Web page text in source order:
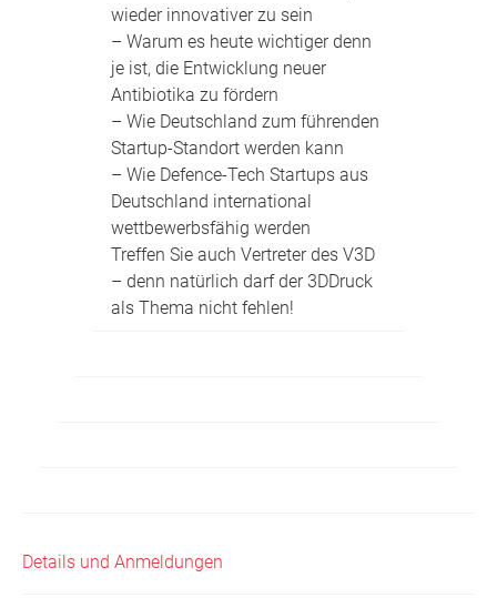
wieder innovativer zu sein
– Warum es heute wichtiger denn
je ist, die Entwicklung neuer
Antibiotika zu fördern
– Wie Deutschland zum führenden
Startup-Standort werden kann
– Wie Defence-Tech Startups aus
Deutschland international
wettbewerbsfähig werden
Treffen Sie auch Vertreter des V3D
– denn natürlich darf der 3DDruck
als Thema nicht fehlen!
Details und Anmeldungen